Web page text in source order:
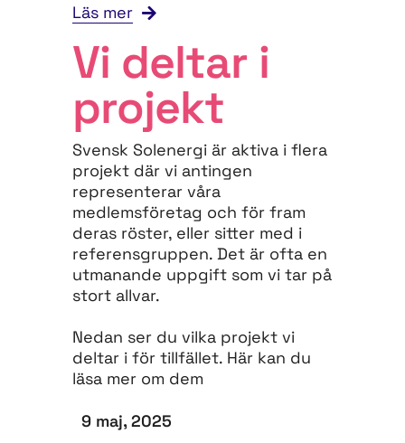
Läs mer
Vi deltar i
projekt
Svensk Solenergi är aktiva i flera
projekt där vi antingen
representerar våra
medlemsföretag och för fram
deras röster, eller sitter med i
referensgruppen. Det är ofta en
utmanande uppgift som vi tar på
stort allvar.
Nedan ser du vilka projekt vi
deltar i för tillfället. Här kan du
läsa mer om dem
9 maj, 2025